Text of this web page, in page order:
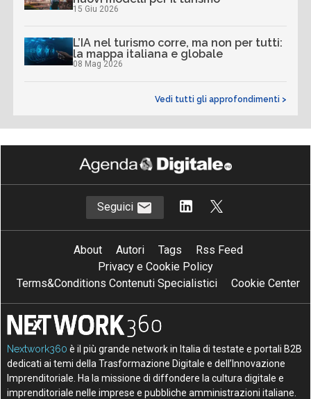
15 Giu 2026
L’IA nel turismo corre, ma non per tutti:
la mappa italiana e globale
08 Mag 2026
Vedi tutti gli approfondimenti >
Seguici
About Autori Tags
Rss Feed
Privacy e Cookie Policy
Terms&Conditions Contenuti Specialistici
Cookie Center
Nextwork360 è il più grande network in Italia di testate e portali B2B
dedicati ai temi della Trasformazione Digitale e dell’Innovazione
Imprenditoriale. Ha la missione di diffondere la cultura digitale e
imprenditoriale nelle imprese e pubbliche amministrazioni italiane.